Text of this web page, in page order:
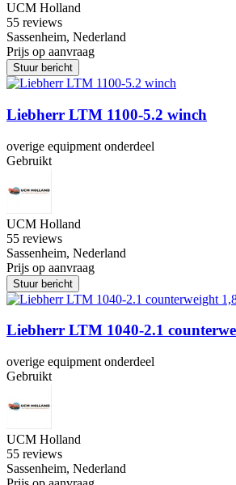
UCM Holland
55 reviews
Sassenheim, Nederland
Prijs op aanvraag
Stuur bericht
Liebherr LTM 1100-5.2 winch
overige equipment onderdeel
Gebruikt
UCM Holland
55 reviews
Sassenheim, Nederland
Prijs op aanvraag
Stuur bericht
Liebherr LTM 1040-2.1
overige equipment onderdeel
Gebruikt
UCM Holland
55 reviews
Sassenheim, Nederland